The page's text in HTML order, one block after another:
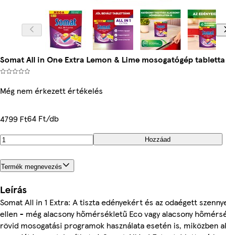
Somat All in One Extra Lemon & Lime mosogatógép
Még nem érkezett értékelés
4799 Ft64 Ft/db
Hozzáad
Termék megnevezés
Leírás
Somat All in 1 Extra: A tiszta edényekért és az odaégett
ellen - még alacsony hőmérsékletű Eco vagy alacsony
rövid mosogatási programok használata esetén is, miközben